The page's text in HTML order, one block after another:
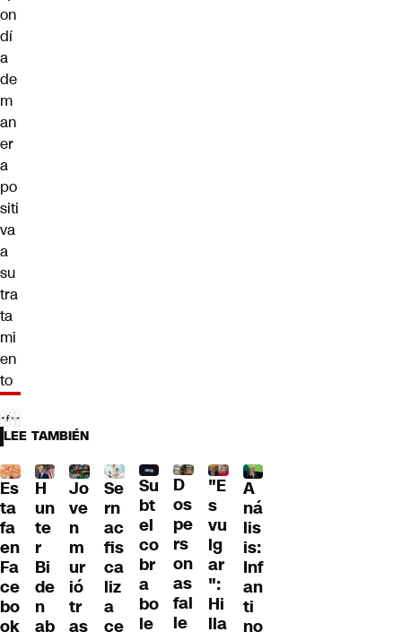
on
dí
a
de
m
an
er
a
po
siti
va
a
su
tra
ta
mi
en
to
LEE TAMBIÉN
Es
ta
fa
en
Fa
ce
bo
ok
H
un
te
r
Bi
de
n
ab
Jo
ve
n
m
ur
ió
tr
as
Se
rn
ac
fis
ca
liz
a
ce
Su
bt
el
co
br
a
bo
le
D
os
pe
rs
on
as
fal
le
"E
s
vu
lg
ar
":
Hi
lla
A
ná
lis
is:
Inf
an
ti
no